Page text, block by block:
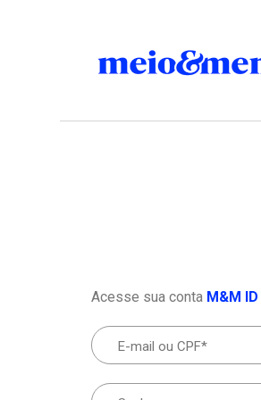
Acesse sua conta M&M ID